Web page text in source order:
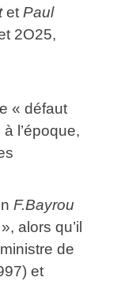
et Paul
2O25,
« défaut
à l’époque,
F.Bayrou
alors qu’il
de
et